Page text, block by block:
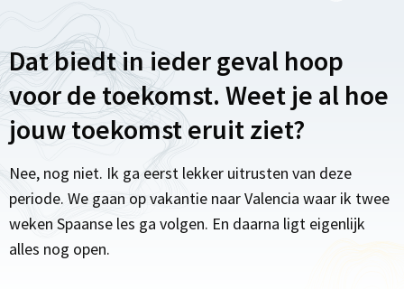
Dat biedt in ieder geval hoop
voor de toekomst. Weet je al hoe
jouw toekomst eruit ziet?
Nee, nog niet. Ik ga eerst lekker uitrusten van deze
periode. We gaan op vakantie naar Valencia waar ik twee
weken Spaanse les ga volgen. En daarna ligt eigenlijk
alles nog open.